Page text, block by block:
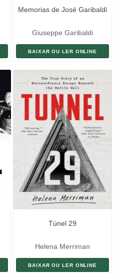
Memorias de José Garibaldi
Giuseppe Garibaldi
BAIXAR OU LER ONLINE
Túnel 29
Helena Merriman
BAIXAR OU LER ONLINE